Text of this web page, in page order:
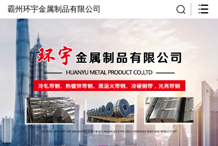
霸州环宇金属制品有限公司